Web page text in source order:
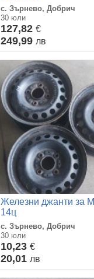
с. Зърнево, Добрич
30 юли
127,82 €
249,99 лв
Железни джанти за
14ц
с. Зърнево, Добрич
30 юли
10,23 €
20,01 лв